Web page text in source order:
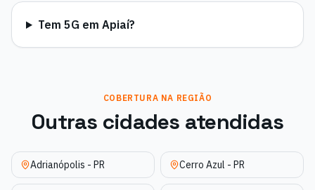
Tem 5G em Apiaí?
COBERTURA NA REGIÃO
Outras cidades atendidas
Adrianópolis - PR Cerro Azul - PR